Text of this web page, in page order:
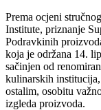
Prema ocjeni
Institute, priznanje
Podravkinih
koja je održana 14.
sačinjen od
kulinarskih
ostalim, osobitu
izgleda proizvoda.